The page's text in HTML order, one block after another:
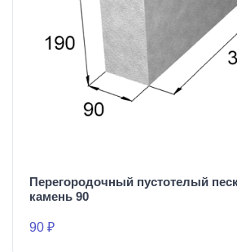
Перегородочный пустотелый
камень 90
90 ₽